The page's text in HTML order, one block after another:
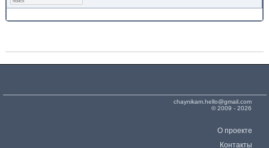
chaynikam.hello@gmail.com
© 2009 - 2026
О проекте
Контакты